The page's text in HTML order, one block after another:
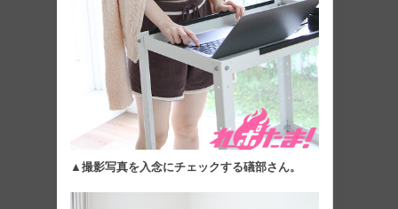
▲撮影写真を入念にチェックする礒部さん。